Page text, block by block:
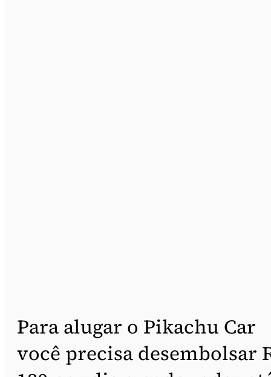
Para alugar o Pikachu Car
você precisa desembolsar